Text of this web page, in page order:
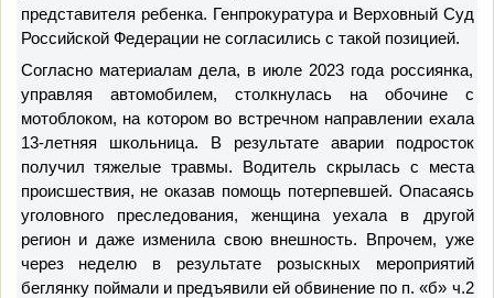
представителя ребенка. Генпрокуратура и Верховный Суд
Российской Федерациине согласились с такой позицией.
Согласно материалам дела, в июле 2023 года россиянка,
управляя автомобилем, столкнулась на обочине с
мотоблоком, на котором во встречном направлении ехала
13-летняя школьница. В результате аварии подросток
получил тяжелые травмы. Водитель скрылась с места
происшествия, не оказав помощь потерпевшей. Опасаясь
уголовного преследования, женщина уехала в другой
регион и даже изменила свою внешность. Впрочем, уже
через неделю в результате розыскных мероприятий
беглянку поймали и предъявили ей обвинение по п. «б» ч.2